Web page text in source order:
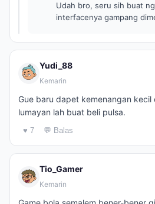
Udah bro, seru sih buat
interfacenya gampang
Yudi_88
Kemarin
Gue baru dapet kemenangan kecil
lumayan lah buat beli pulsa.
♥ 7 💬 Balas
Tio_Gamer
Kemarin